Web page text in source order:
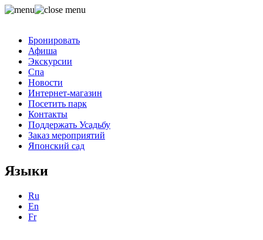
Бронировать
Афиша
Экскурсии
Спа
Новости
Интернет-магазин
Посетить парк
Контакты
Поддержать Усадьбу
Заказ мероприятий
Японский сад
Языки
Ru
En
Fr